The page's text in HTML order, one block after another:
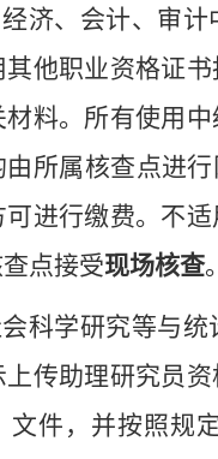
济、会计、审
他职业资格证
料。所有使用
所属核查点进
进行缴费。不
点接受现场核查
科学研究等与
传助理研究员
文件，并按照规